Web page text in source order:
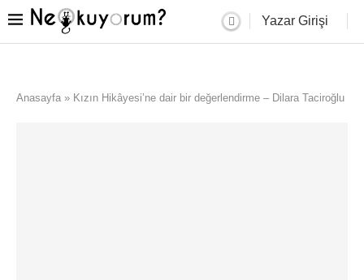
Yazar Girişi
Anasayfa » Kızın Hikâyesi’ne dair bir değerlendirme – Dilara Taciroğlu